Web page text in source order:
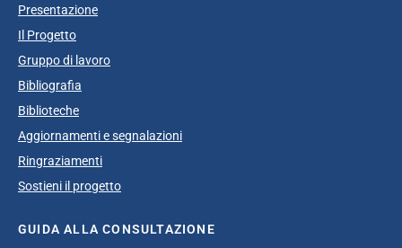
Presentazione
Il Progetto
Gruppo di lavoro
Bibliografia
Biblioteche
Aggiornamenti e segnalazioni
Ringraziamenti
Sostieni il progetto
GUIDA ALLA CONSULTAZIONE